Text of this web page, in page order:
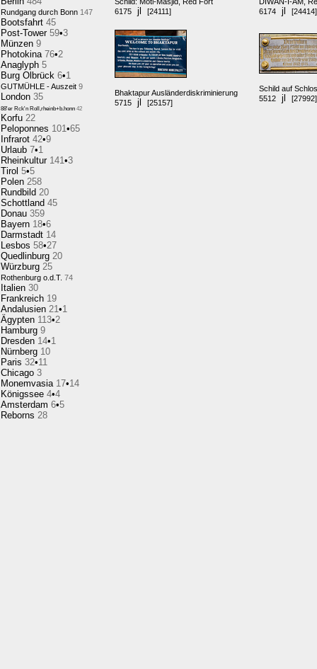
Rundgang durch Bonn 147
Bootsfahrt 45
Post-Tower 59•3
Münzen 9
Photokina 76•2
Anaglyph 5
Burg Olbrück 6•1
GUTMÜHLE - Auszeit 9
London 35
88'er Rck'n Roll,rheinb+b.honn 42
Korfu 22
Peloponnes 101•65
Infrarot 42•9
Urlaub 7•1
Rheinkultur 141•3
Tirol 5•5
Polen 258
Rundbild 20
Schottland 45
Donau 359
Bayern 18•6
Darmstadt 14
Lesbos 58•27
Quedlinburg 20
Würzburg 25
Rothenburg o.d.T. 74
Italien 30
Frankreich 19
Andalusien 21•1
Ägypten 113•2
Hamburg 9
Dresden 14•1
Nürnberg 10
Paris 32•11
Chicago 3
Monemvasia 17•14
Königssee 4•4
Amsterdam 6•5
Reborns 28
6175
jl [24111]
6174
jl [24414]
Bhaktapur Ausländerdiskriminierung
5715
jl [25157]
Schild auf
5512
jl [27992]